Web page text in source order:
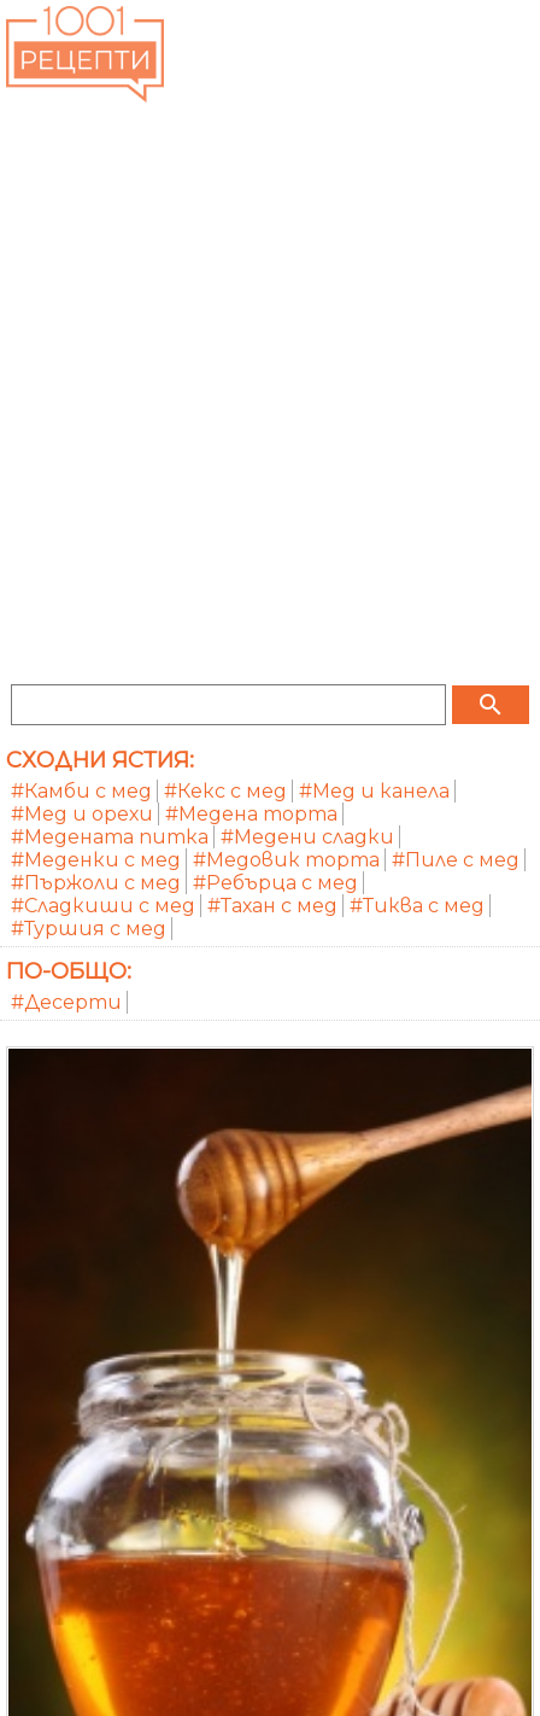
search
СХОДНИ ЯСТИЯ:
#Камби с мед #Кекс с мед
#Мед и канела
#Мед и орехи
#Медена торта
#Медената питка #Медени сладки
#Меденки с мед
#Медовик торта #Пиле с мед
#Пържоли с мед
#Ребърца с мед
#Сладкиши с мед
#Тахан с мед
#Тиква с мед
#Туршия с мед
ПО-ОБЩО:
#Десерти